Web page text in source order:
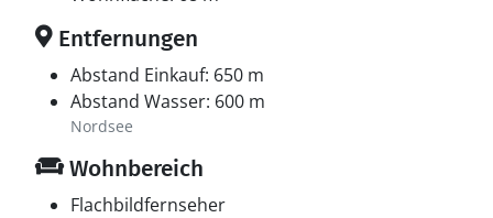
Entfernungen
Abstand Einkauf: 650 m
Abstand Wasser: 600 m
Nordsee
Wohnbereich
Flachbildfernseher